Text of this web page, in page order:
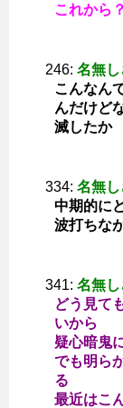
これから？
246: 名無
こんなん
んだけど
滅したか
334: 名無
中期的に
波打ちな
341: 名無
どう見て
いから
疑心暗鬼
でも明ら
る
最近はこ